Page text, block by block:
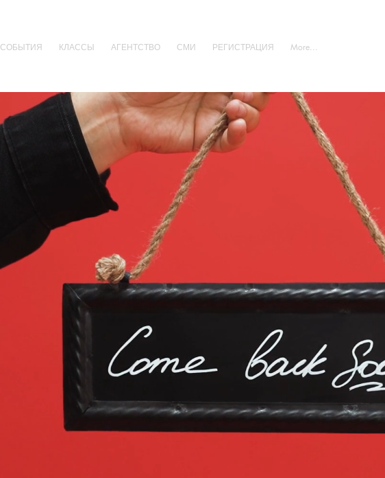
СОБЫТИЯ КЛАССЫ АГЕНТСТВО СМИ РЕГИСТРАЦИЯ More...